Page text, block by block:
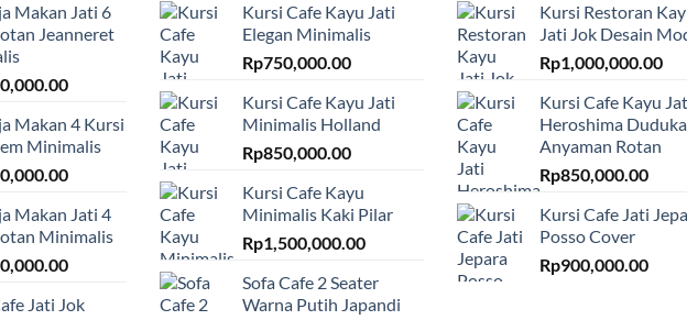
Makan Jati 6
Jeanneret
Makan 4 Kursi
Minimalis
Makan Jati 4
Minimalis
Jati Jok
Kursi Cafe Kayu Jati
Elegan Minimalis
Rp750,000.00
Kursi Cafe Kayu Jati
Minimalis Holland
Rp850,000.00
Kursi Cafe Kayu
Minimalis Kaki Pilar
Rp1,500,000.00
Sofa Cafe 2 Seater
Warna Putih Japandi
Kursi Restoran
Jati Jok Desain
Rp1,000,000.00
Kursi Cafe Kayu
Heroshima
Anyaman Rotan
Rp850,000.00
Kursi Cafe Jati
Posso Cover
Rp900,000.00